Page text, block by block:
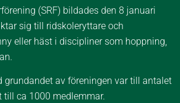
(SRF) bildades den 8 januari
sig till ridskoleryttare och
eller häst i discipliner som hoppning,
grundandet av föreningen var till antalet
till ca 1000 medlemmar.